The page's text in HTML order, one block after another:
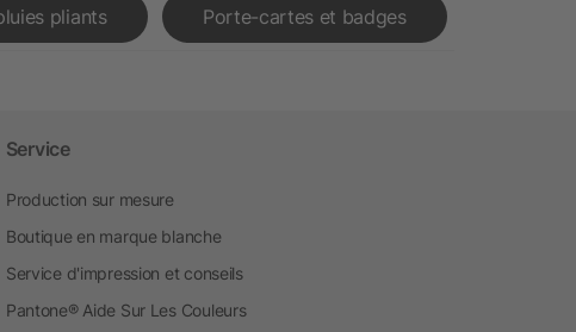
pliants Porte-cartes et badges
Service
Production sur mesure
Boutique en marque blanche
Service d'impression et conseils
Pantone® Aide Sur Les Couleurs